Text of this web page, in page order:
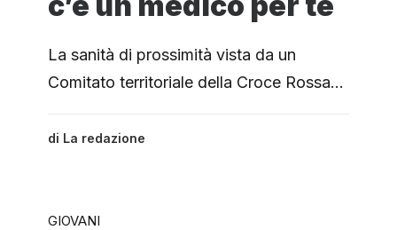
La sanità di prossimità vista da un
Comitato territoriale della Croce Rossa…
di La redazione
GIOVANI